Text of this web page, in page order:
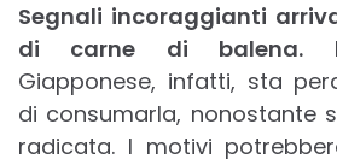
Segnali incoraggianti
di carne di balena.
Giapponese, infatti, sta
di consumarla, nonostante
radicata. I motivi